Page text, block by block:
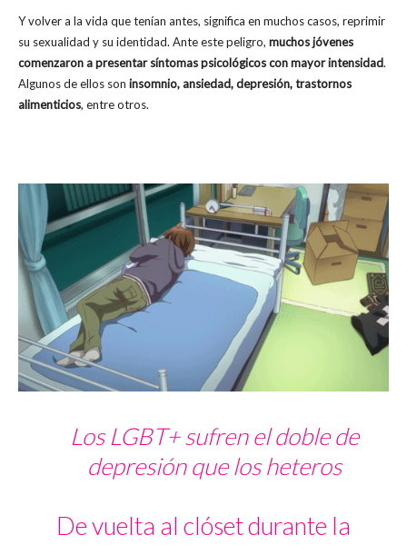
Y volver a la vida que tenían antes, significa en muchos casos, reprimir
su sexualidad y su identidad. Ante este peligro, muchos jóvenes
comenzaron a presentar síntomas psicológicos con mayor intensidad.
Algunos de ellos son insomnio, ansiedad, depresión, trastornos
alimenticios, entre otros.
Los LGBT+ sufren el doble de
depresión que los heteros
De vuelta al clóset durante la